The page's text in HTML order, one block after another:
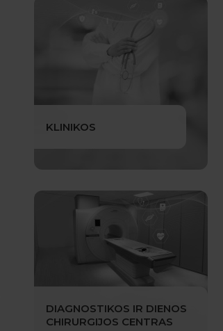
KLINIKOS
DIAGNOSTIKOS IR DIENOS
CHIRURGIJOS CENTRAS